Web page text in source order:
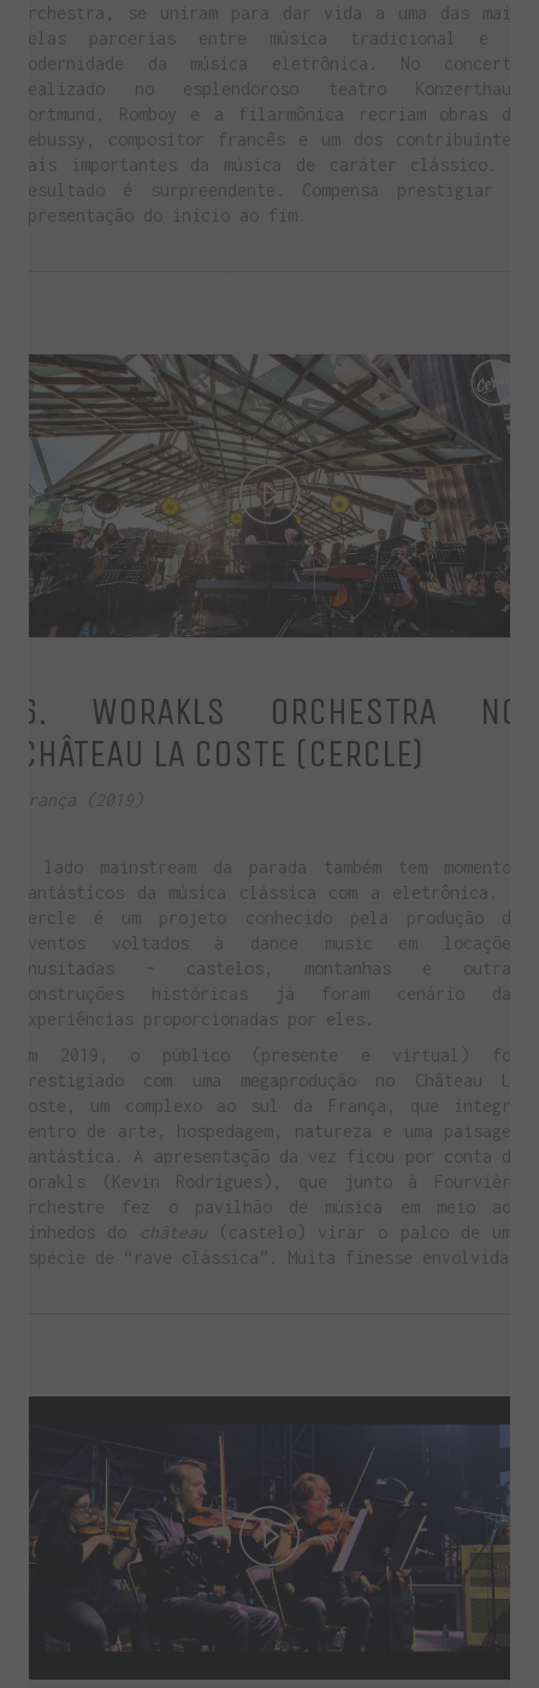
Orchestra, se uniram para dar vida a uma das mais
belas parcerias entre música tradicional e a
modernidade da música eletrônica. No concerto
realizado no esplendoroso teatro Konzerthaus
Dortmund, Romboy e a filarmônica recriam obras de
Debussy, compositor francês e um dos contribuintes
mais importantes da música de caráter clássico. O
resultado é surpreendente. Compensa prestigiar a
apresentação do início ao fim.
Play
Video
6. WORAKLS ORCHESTRA NO
CHÂTEAU LA COSTE (CERCLE)
França (2019)
O lado mainstream da parada também tem momentos
fantásticos da música clássica com a eletrônica. O
Cercle é um projeto conhecido pela produção de
eventos voltados à dance music em locações
inusitadas – castelos, montanhas e outras
construções históricas já foram cenário das
experiências proporcionadas por eles.
Em 2019, o público (presente e virtual) foi
prestigiado com uma megaprodução no Château La
Coste, um complexo ao sul da França, que integra
centro de arte, hospedagem, natureza e uma paisagem
fantástica. A apresentação da vez ficou por conta de
Worakls (Kevin Rodrigues), que junto à Fourvière
Orchestre fez o pavilhão de música em meio aos
vinhedos do
château
(castelo) virar o palco de uma
espécie de “rave clássica”. Muita finesse envolvida!
Play
Video